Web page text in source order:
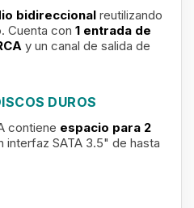
bidireccional reutilizando
Cuenta con 1 entrada de
y un canal de salida de
DUROS
contiene espacio para 2
interfaz SATA 3.5" de hasta